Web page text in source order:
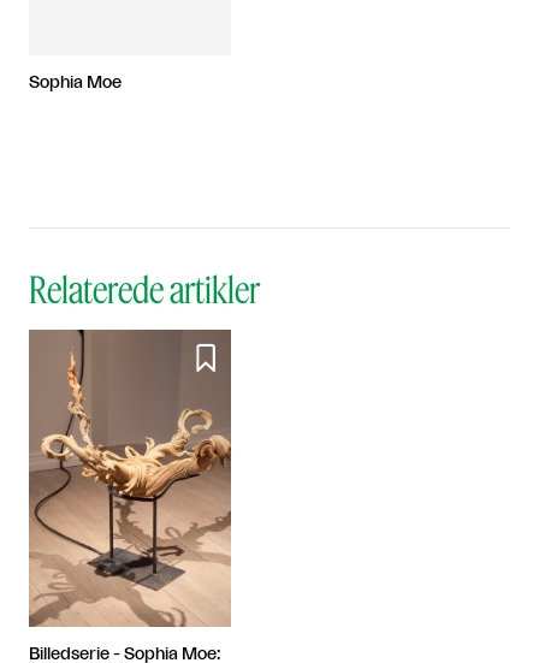
Sophia Moe
Relaterede artikler

Billedserie - Sophia Moe: